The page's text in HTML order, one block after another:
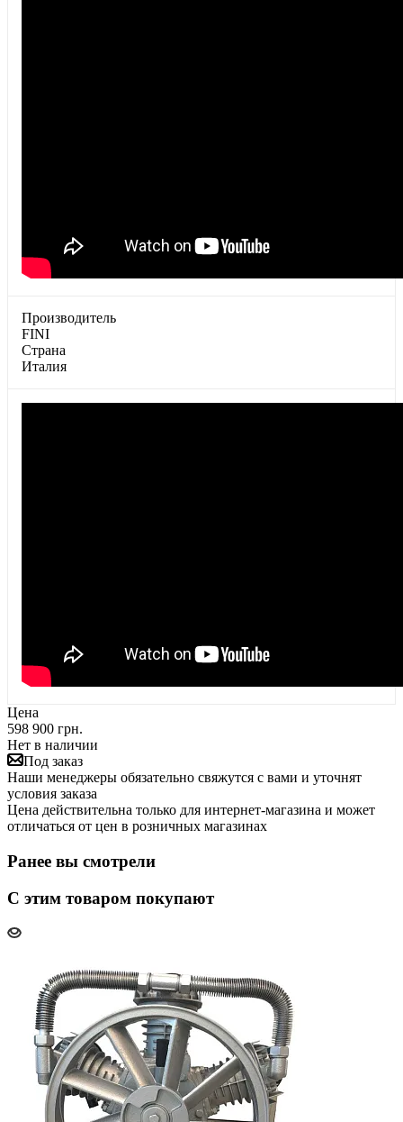
Производитель
FINI
Страна
Италия
Цена
598 900 грн.
Нет в наличии
Под заказ
Наши менеджеры обязательно свяжутся с вами и уточнят
условия заказа
Цена действительна только для интернет-магазина и может
отличаться от цен в розничных магазинах
Ранее вы смотрели
С этим товаром покупают